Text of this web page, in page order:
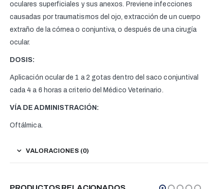
oculares superficiales y sus anexos. Previene infecciones
causadas por traumatismos del ojo, extracción de un cuerpo
extraño de la córnea o conjuntiva, o después de una cirugía
ocular.
DOSIS:
Aplicación ocular de 1 a 2 gotas dentro del saco conjuntival
cada 4 a 6 horas a criterio del Médico Veterinario.
VÍA DE ADMINISTRACIÓN:
Oftálmica.
VALORACIONES (0)